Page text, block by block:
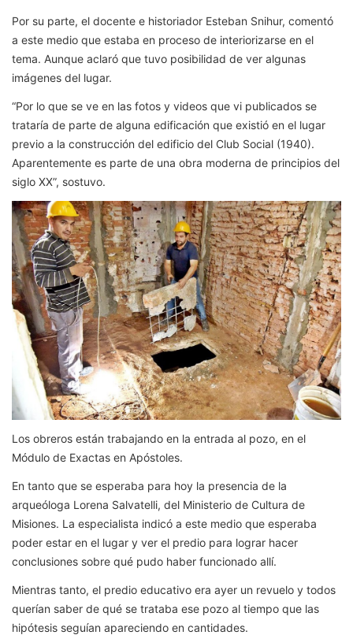
Por su parte, el docente e historiador Esteban Snihur, comentó
a este medio que estaba en proceso de interiorizarse en el
tema. Aunque aclaró que tuvo posibilidad de ver algunas
imágenes del lugar.
“Por lo que se ve en las fotos y videos que vi publicados se
trataría de parte de alguna edificación que existió en el lugar
previo a la construcción del edificio del Club Social (1940).
Aparentemente es parte de una obra moderna de principios del
siglo XX”, sostuvo.
Los obreros están trabajando en la entrada al pozo, en el
Módulo de Exactas en Apóstoles.
En tanto que se esperaba para hoy la presencia de la
arqueóloga Lorena Salvatelli, del Ministerio de Cultura de
Misiones. La especialista indicó a este medio que esperaba
poder estar en el lugar y ver el predio para lograr hacer
conclusiones sobre qué pudo haber funcionado allí.
Mientras tanto, el predio educativo era ayer un revuelo y todos
querían saber de qué se trataba ese pozo al tiempo que las
hipótesis seguían apareciendo en cantidades.